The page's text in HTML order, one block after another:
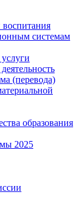
воспитания
системам
(перевода)
образования
2025